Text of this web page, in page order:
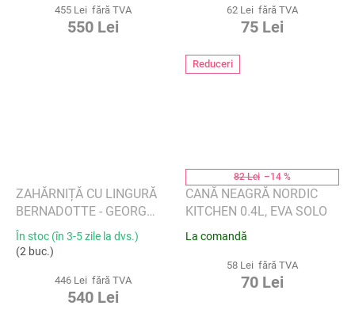
455 Lei fără TVA
550 Lei
62 Lei fără TVA
75 Lei
ZAHĂRNIȚĂ CU LINGURĂ
BERNADOTTE - GEORG
JENSEN
În stoc (în 3-5 zile la dvs.)
(2 buc.)
446 Lei fără TVA
540 Lei
Reduceri
82 Lei –14 %
CANĂ NEAGRĂ NORDIC
KITCHEN 0.4L, EVA SOLO
La comandă
58 Lei fără TVA
70 Lei